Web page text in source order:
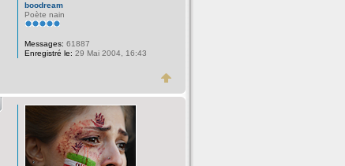
boodream
Poète nain
Messages: 61887
Enregistré le: 29 Mai 2004, 16:43